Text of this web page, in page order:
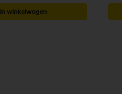
In winkelwagen